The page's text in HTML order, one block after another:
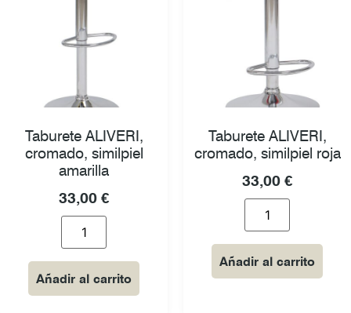
Taburete ALIVERI,
cromado, similpiel
amarilla
33,00 €
Añadir al carrito
Taburete ALIVERI,
cromado, similpiel roja
33,00 €
Añadir al carrito